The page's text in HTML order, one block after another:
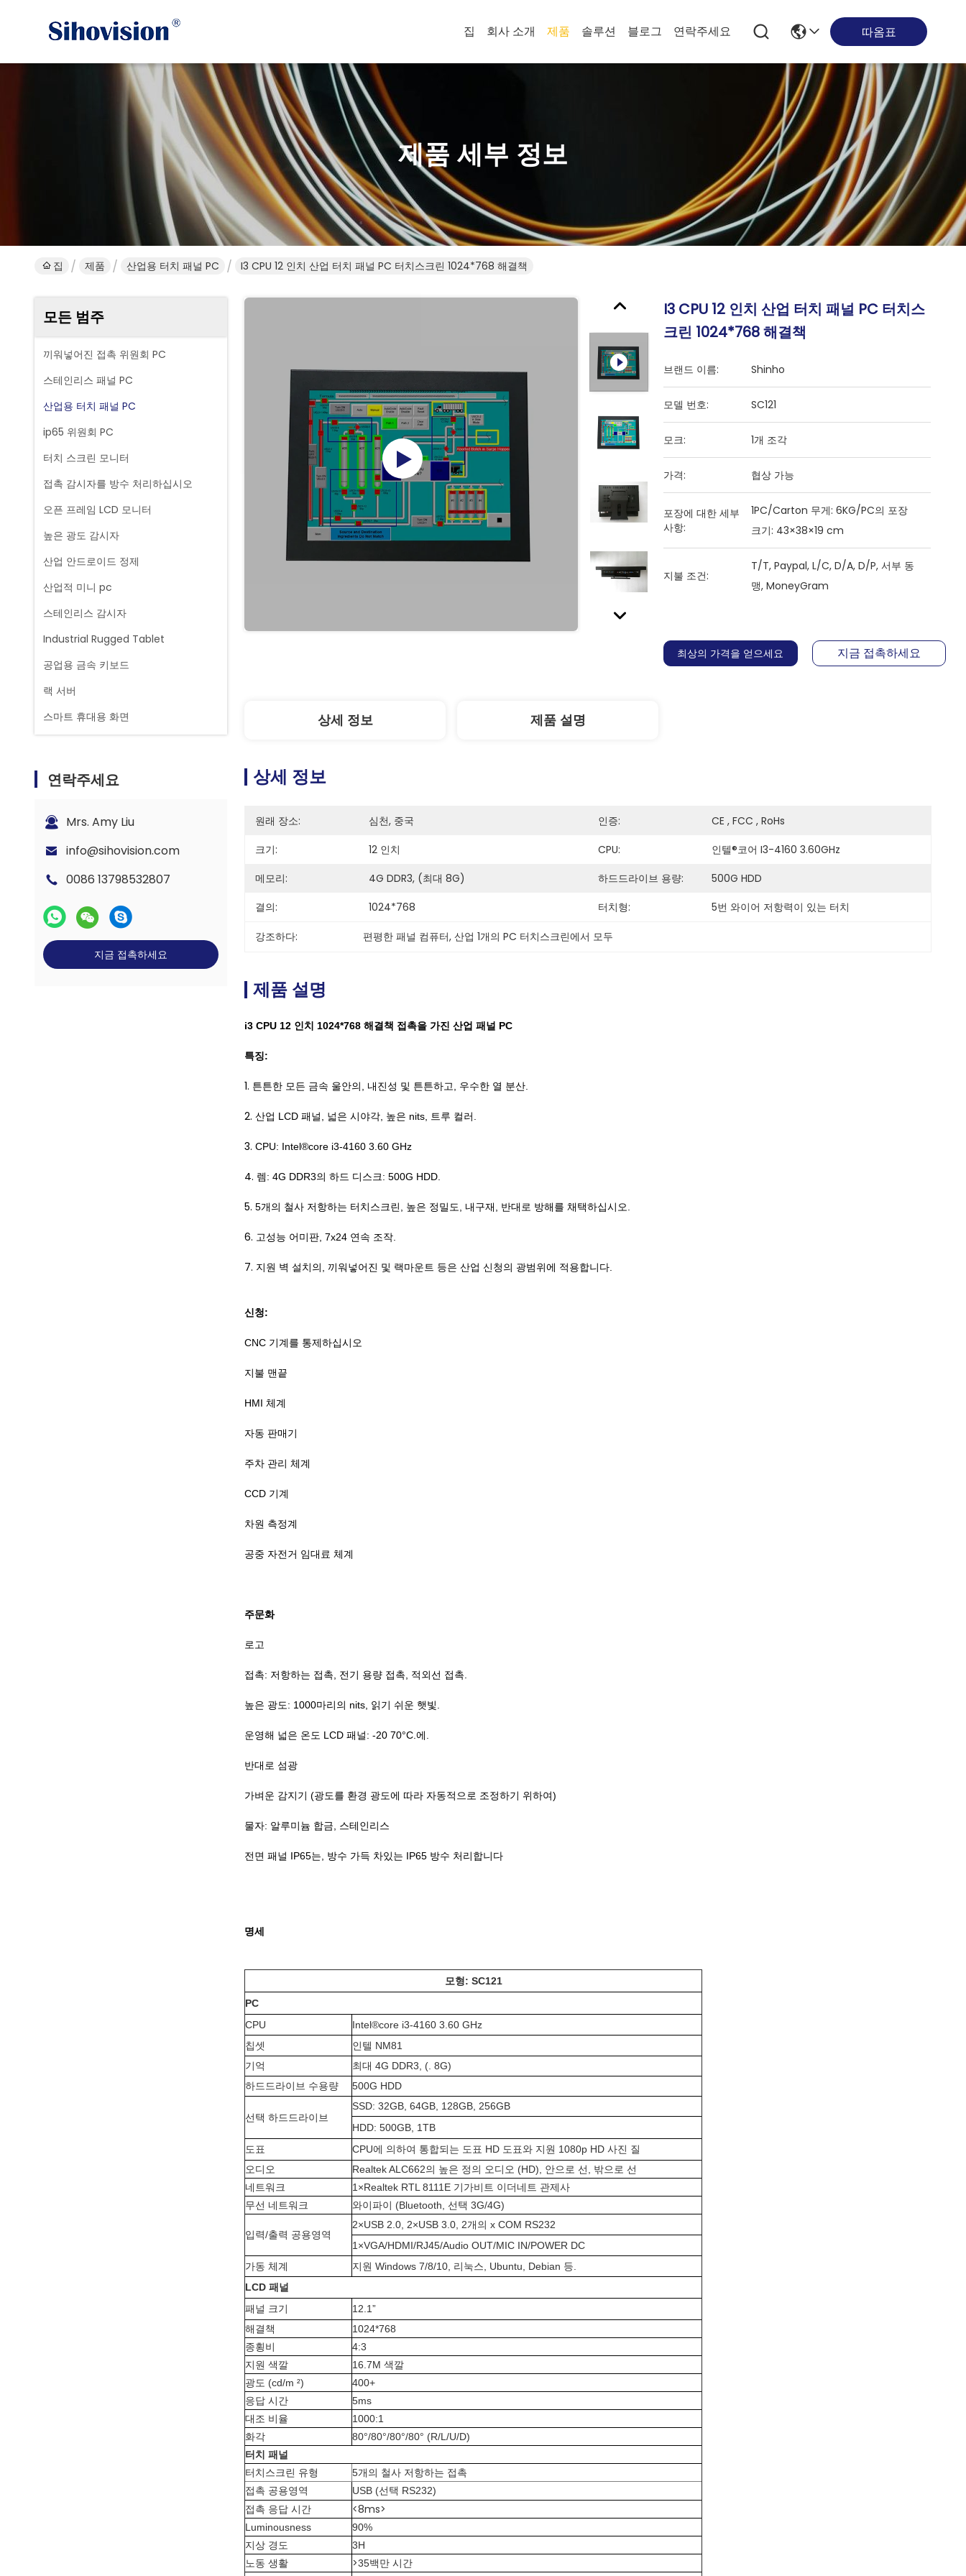
집 회사 소개 제품 솔루션 블로그 연락주세요 따옴표
제품 세부 정보
집 제품 산업용 터치 패널 PC I3 CPU 12 인치 산업 터치 패널 PC 터치스크린 1024*768 해결책
모든 범주
끼워넣어진 접촉 위원회 PC
스테인리스 패널 PC
산업용 터치 패널 PC
ip65 위원회 PC
터치 스크린 모니터
접촉 감시자를 방수 처리하십시오
오픈 프레임 LCD 모니터
높은 광도 감시자
산업 안드로이드 정제
산업적 미니 pc
스테인리스 감시자
Industrial Rugged Tablet
공업용 금속 키보드
랙 서버
스마트 휴대용 화면
연락주세요
Mrs. Amy Liu
info@sihovision.com
0086 13798532807
지금 접촉하세요
I3 CPU 12 인치 산업 터치 패널 PC 터치스
크린 1024*768 해결책
브랜드 이름: Shinho
모델 번호: SC121
모크: 1개 조각
가격: 협상 가능
포장에 대한 세부
사항:
1PC/Carton 무게: 6KG/PC의 포장
크기: 43×38×19 cm
지불 조건:
T/T, Paypal, L/C, D/A, D/P, 서부 동
맹, MoneyGram
최상의 가격을 얻으세요 지금 접촉하세요
상세 정보 제품 설명
상세 정보
원래 장소: 심천, 중국 인증:
CE , FCC , RoHs
크기:
12 인치 CPU:
인텔®코어 I3-4160 3.60GHz
메모리:
4G DDR3, (최대 8G) 하드드라이브 용량:
500G HDD
결의:
1024*768 터치형: 5번 와이어 저항력이 있는 터치
강조하다: 편평한 패널 컴퓨터, 산업 1개의 PC 터치스크린에서 모두
제품 설명
i3 CPU 12 인치 1024*768 해결책 접촉을 가진 산업 패널 PC
특징:
1. 튼튼한 모든 금속 울안의, 내진성 및 튼튼하고, 우수한 열 분산.
2. 산업 LCD 패널, 넓은 시야각, 높은 nits, 트루 컬러.
3. CPU: Intel®core i3-4160 3.60 GHz
4. 렘: 4G DDR3의 하드 디스크: 500G HDD.
5. 5개의 철사 저항하는 터치스크린, 높은 정밀도, 내구재, 반대로 방해를 채택하십시오.
6. 고성능 어미판, 7x24 연속 조작.
7. 지원 벽 설치의, 끼워넣어진 및 랙마운트 등은 산업 신청의 광범위에 적용합니다.
신청:
CNC 기계를 통제하십시오
지불 맨끝
HMI 체계
자동 판매기
주차 관리 체계
CCD 기계
차원 측정계
공중 자전거 임대료 체계
주문화
로고
접촉: 저항하는 접촉, 전기 용량 접촉, 적외선 접촉.
높은 광도: 1000마리의 nits, 읽기 쉬운 햇빛.
운영해 넓은 온도 LCD 패널: -20 70°C.에.
반대로 섬광
가벼운 감지기 (광도를 환경 광도에 따라 자동적으로 조정하기 위하여)
물자: 알루미늄 합금, 스테인리스
전면 패널 IP65는, 방수 가득 차있는 IP65 방수 처리합니다
명세
모형: SC121
PC
CPU
Intel®core i3-4160 3.60 GHz
칩셋
인텔 NM81
기억
최대 4G DDR3, (. 8G)
하드드라이브 수용량
500G HDD
선택 하드드라이브
SSD: 32GB, 64GB, 128GB, 256GB
HDD: 500GB, 1TB
도표
CPU에 의하여 통합되는 도표 HD 도표와 지원 1080p HD 사진 질
오디오
Realtek ALC662의 높은 정의 오디오 (HD), 안으로 선, 밖으로 선
네트워크
1×Realtek RTL 8111E 기가비트 이더네트 관제사
무선 네트워크
와이파이 (Bluetooth, 선택 3G/4G)
입력/출력 공용영역
2×USB 2.0, 2×USB 3.0, 2개의 x COM RS232
1×VGA/HDMI/RJ45/Audio OUT/MIC IN/POWER DC
가동 체계
지원 Windows 7/8/10, 리눅스, Ubuntu, Debian 등.
LCD 패널
패널 크기
12.1”
해결책
1024*768
종횡비
4:3
지원 색깔
16.7M 색깔
광도 (cd/m ²)
400+
응답 시간
5ms
대조 비율
1000:1
화각
80°/80°/80°/80° (R/L/U/D)
터치 패널
터치스크린 유형
5개의 철사 저항하는 접촉
접촉 공용영역
USB (선택 RS232)
접촉 응답 시간
<8ms>
Luminousness
90%
지상 경도
3H
노동 생활
>35백만 시간